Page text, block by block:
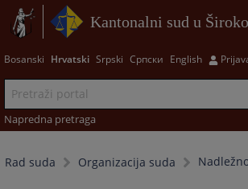
Kantonalni sud u
Bosanski Hrvatski Srpski Српски English
Napredna pretraga
Rad suda Organizacija suda